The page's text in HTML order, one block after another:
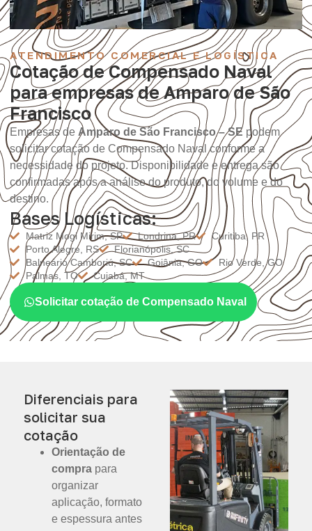
ATENDIMENTO COMERCIAL E LOGÍSTICA
Cotação de Compensado Naval
para empresas de Amparo de São
Francisco
Empresas de Amparo de São Francisco – SE podem
solicitar cotação de Compensado Naval conforme a
necessidade do projeto. Disponibilidade e entrega são
confirmadas após a análise do produto, do volume e do
destino.
Bases Logísticas:
Matriz Mogi Mirim, SP Londrina, PR
Curitiba, PR
Porto Alegre, RS
Florianópolis, SC
Balneário Camboriú, SC
Goiânia, GO
Rio Verde, GO
Palmas, TO
Cuiabá, MT
Solicitar cotação de Compensado Naval
Diferenciais para
solicitar sua
cotação
Orientação de
compra para
organizar
aplicação, formato
e espessura antes